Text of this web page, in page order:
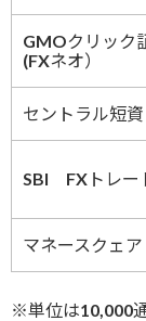
GMOクリック
(FXネオ）
セントラル短資
SBI FXトレー
マネースクェア
※単位は10,000